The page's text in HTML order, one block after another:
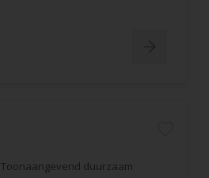
Toonaangevend duurzaam